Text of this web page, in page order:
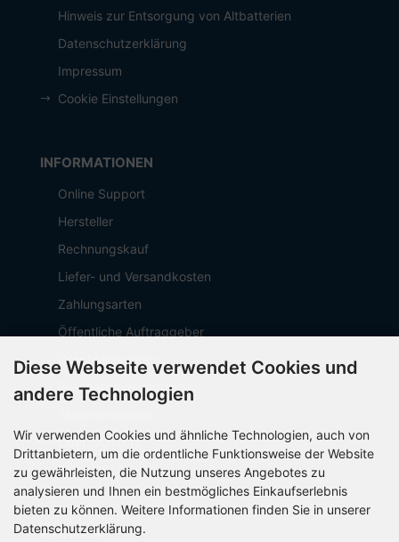
Hinweis zur Entsorgung von Altbatterien
Datenschutzerklärung
Impressum
Cookie Einstellungen
INFORMATIONEN
Online Support
Hersteller
Rechnungskauf
Liefer- und Versandkosten
Zahlungsarten
Öffentliche Auftraggeber
Geschäftskunden
Beschaffungsplattform
Über OCTO IT
Sitemap
PARTNER
Diese Webseite verwendet Cookies und
andere Technologien
Wir verwenden Cookies und ähnliche Technologien, auch von
Drittanbietern, um die ordentliche Funktionsweise der Website
zu gewährleisten, die Nutzung unseres Angebotes zu
analysieren und Ihnen ein bestmögliches Einkaufserlebnis
bieten zu können. Weitere Informationen finden Sie in unserer
Datenschutzerklärung.